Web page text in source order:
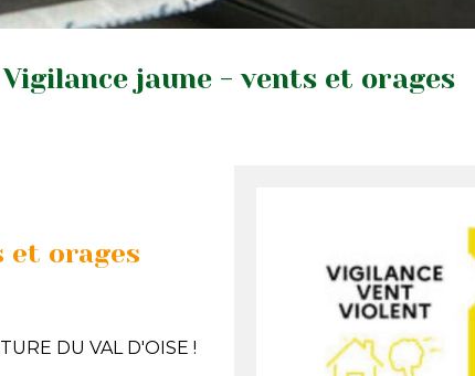
Vigilance jaune - vents et orages
et orages
DU VAL D'OISE !